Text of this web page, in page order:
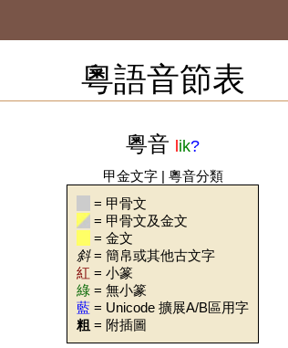
粵語音節表
粵音 lik?
甲金文字| 粵音分類
= 甲骨文
= 甲骨文及金文
= 金文
斜= 簡帛或其他古文字
紅 = 小篆
綠 = 無小篆
藍 = Unicode 擴展A/B區用字
粗 = 附插圖